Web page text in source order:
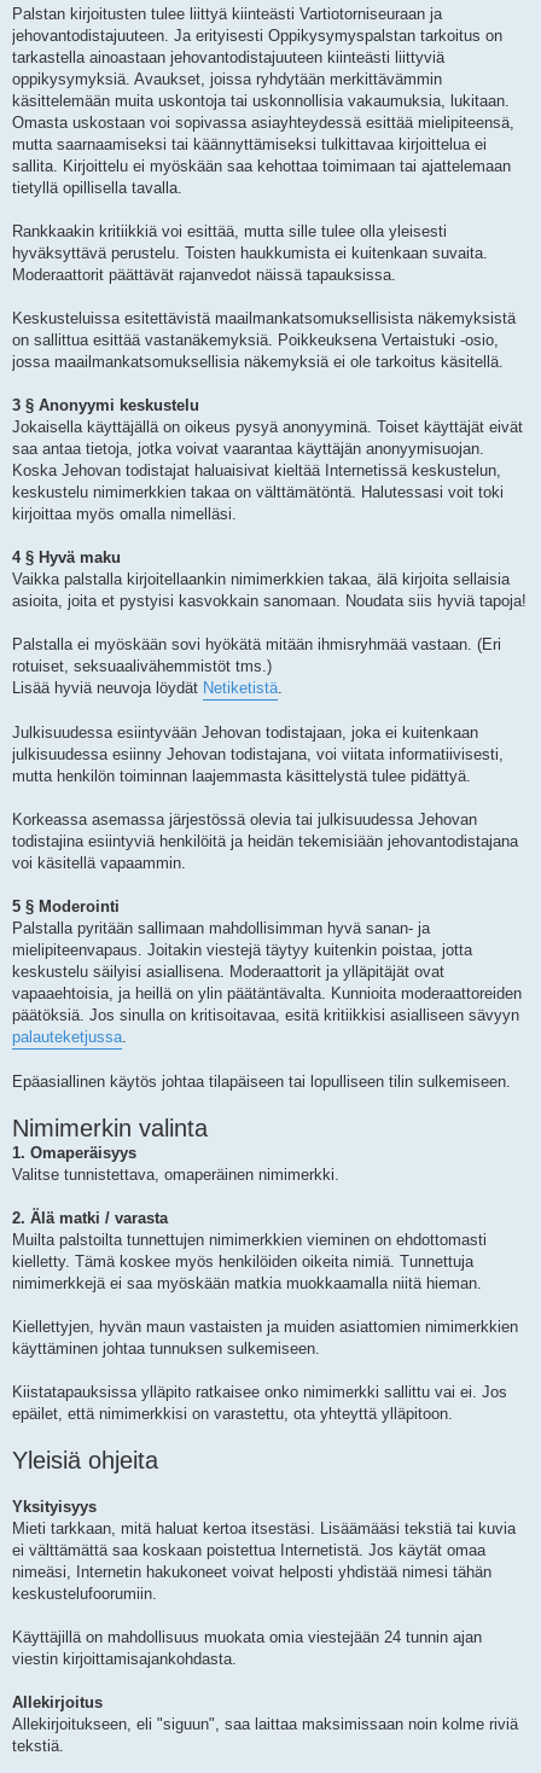
Palstan kirjoitusten tulee liittyä kiinteästi Vartiotorniseuraan ja
jehovantodistajuuteen. Ja erityisesti Oppikysymyspalstan tarkoitus on
tarkastella ainoastaan jehovantodistajuuteen kiinteästi liittyviä
oppikysymyksiä. Avaukset, joissa ryhdytään merkittävämmin
käsittelemään muita uskontoja tai uskonnollisia vakaumuksia, lukitaan.
Omasta uskostaan voi sopivassa asiayhteydessä esittää mielipiteensä,
mutta saarnaamiseksi tai käännyttämiseksi tulkittavaa kirjoittelua ei
sallita. Kirjoittelu ei myöskään saa kehottaa toimimaan tai ajattelemaan
tietyllä opillisella tavalla.
Rankkaakin kritiikkiä voi esittää, mutta sille tulee olla yleisesti
hyväksyttävä perustelu. Toisten haukkumista ei kuitenkaan suvaita.
Moderaattorit päättävät rajanvedot näissä tapauksissa.
Keskusteluissa esitettävistä maailmankatsomuksellisista näkemyksistä
on sallittua esittää vastanäkemyksiä. Poikkeuksena Vertaistuki -osio,
jossa maailmankatsomuksellisia näkemyksiä ei ole tarkoitus käsitellä.
3 § Anonyymi keskustelu
Jokaisella käyttäjällä on oikeus pysyä anonyyminä. Toiset käyttäjät eivät
saa antaa tietoja, jotka voivat vaarantaa käyttäjän anonyymisuojan.
Koska Jehovan todistajat haluaisivat kieltää Internetissä keskustelun,
keskustelu nimimerkkien takaa on välttämätöntä. Halutessasi voit toki
kirjoittaa myös omalla nimelläsi.
4 § Hyvä maku
Vaikka palstalla kirjoitellaankin nimimerkkien takaa, älä kirjoita sellaisia
asioita, joita et pystyisi kasvokkain sanomaan. Noudata siis hyviä tapoja!
Palstalla ei myöskään sovi hyökätä mitään ihmisryhmää vastaan. (Eri
rotuiset, seksuaalivähemmistöt tms.)
Lisää hyviä neuvoja löydät Netiketistä
Julkisuudessa esiintyvään Jehovan todistajaan, joka ei kuitenkaan
julkisuudessa esiinny Jehovan todistajana, voi viitata informatiivisesti,
mutta henkilön toiminnan laajemmasta käsittelystä tulee pidättyä.
Korkeassa asemassa järjestössä olevia tai julkisuudessa Jehovan
todistajina esiintyviä henkilöitä ja heidän tekemisiään jehovantodistajana
voi käsitellä vapaammin.
5 § Moderointi
Palstalla pyritään sallimaan mahdollisimman hyvä sanan- ja
mielipiteenvapaus. Joitakin viestejä täytyy kuitenkin poistaa, jotta
keskustelu säilyisi asiallisena. Moderaattorit ja ylläpitäjät ovat
vapaaehtoisia, ja heillä on ylin päätäntävalta. Kunnioita moderaattoreiden
päätöksiä. Jos sinulla on kritisoitavaa, esitä kritiikkisi asialliseen sävyyn
palauteketjussa
Epäasiallinen käytös johtaa tilapäiseen tai lopulliseen tilin sulkemiseen.
Nimimerkin valinta
1. Omaperäisyys
Valitse tunnistettava, omaperäinen nimimerkki.
2. Älä matki / varasta
Muilta palstoilta tunnettujen nimimerkkien vieminen on ehdottomasti
kielletty. Tämä koskee myös henkilöiden oikeita nimiä. Tunnettuja
nimimerkkejä ei saa myöskään matkia muokkaamalla niitä hieman.
Kiellettyjen, hyvän maun vastaisten ja muiden asiattomien nimimerkkien
käyttäminen johtaa tunnuksen sulkemiseen.
Kiistatapauksissa ylläpito ratkaisee onko nimimerkki sallittu vai ei. Jos
epäilet, että nimimerkkisi on varastettu, ota yhteyttä ylläpitoon.
Yleisiä ohjeita
Yksityisyys
Mieti tarkkaan, mitä haluat kertoa itsestäsi. Lisäämääsi tekstiä tai kuvia
ei välttämättä saa koskaan poistettua Internetistä. Jos käytät omaa
nimeäsi, Internetin hakukoneet voivat helposti yhdistää nimesi tähän
keskustelufoorumiin.
Käyttäjillä on mahdollisuus muokata omia viestejään 24 tunnin ajan
viestin kirjoittamisajankohdasta.
Allekirjoitus
Allekirjoitukseen, eli "siguun", saa laittaa maksimissaan noin kolme riviä
tekstiä.